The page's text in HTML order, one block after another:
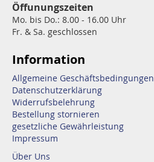
Öffunungszeiten
Mo. bis Do.: 8.00 - 16.00 Uhr
Fr. & Sa. geschlossen
Information
Allgemeine Geschäftsbedingungen
Datenschutzerklärung
Widerrufsbelehrung
Bestellung stornieren
gesetzliche Gewährleistung
Impressum
Über Uns